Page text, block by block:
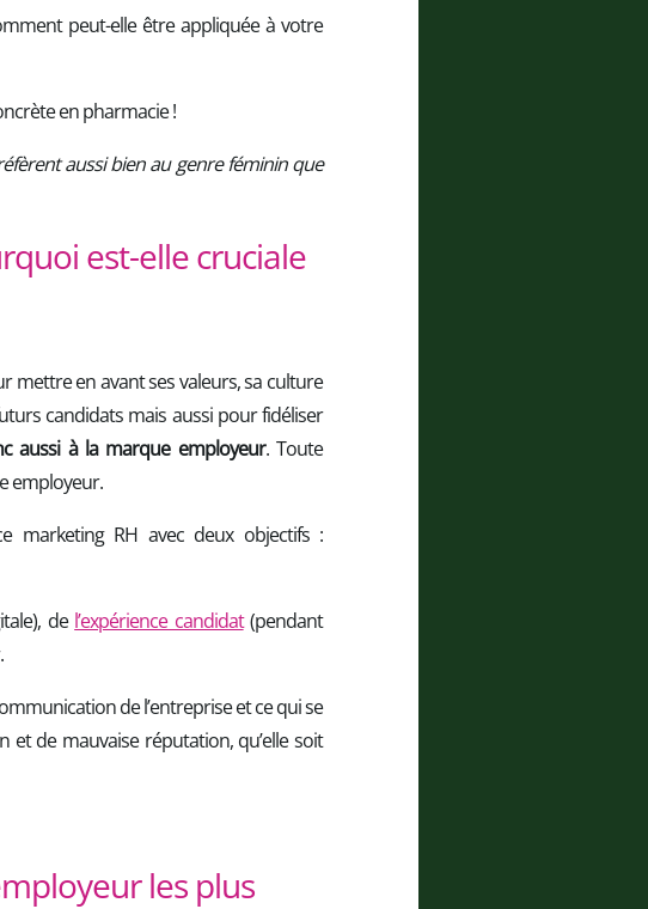
peut-elle être appliquée à votre
en pharmacie !
aussi bien au genre féminin que
est-elle cruciale
mettre en avant ses valeurs, sa culture
candidats mais aussi pour fidéliser
aussi à la marque employeur. Toute
employeur.
marketing RH avec deux objectifs :
de l’expérience candidat(pendant
de l’entreprise et ce qui se
et de mauvaise réputation, qu’elle soit
les plus